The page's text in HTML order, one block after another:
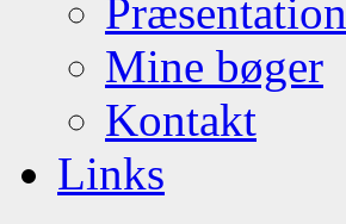
Præsentation
Mine bøger
Kontakt
Links